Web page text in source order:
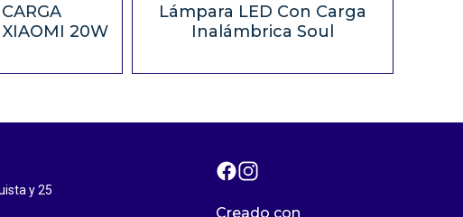
20W
Lámpara LED Con Carga
Inalámbrica Soul
y 25
Creado con